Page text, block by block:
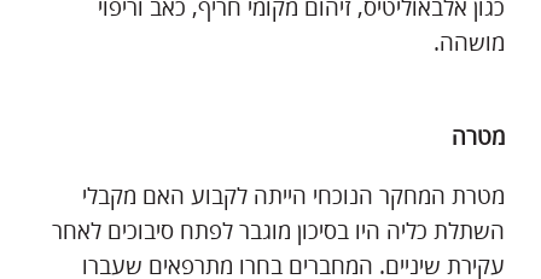
כגון אלבאוליטיס, זיהום מקומי חריף, כאב וריפוי
מושהה.
מטרה
מטרת המחקר הנוכחי הייתה לקבוע האם מקבלי
השתלת כליה היו בסיכון מוגבר לפתח סיבוכים לאחר
עקירת שיניים. המחברים בחרו מתרפאים שעברו